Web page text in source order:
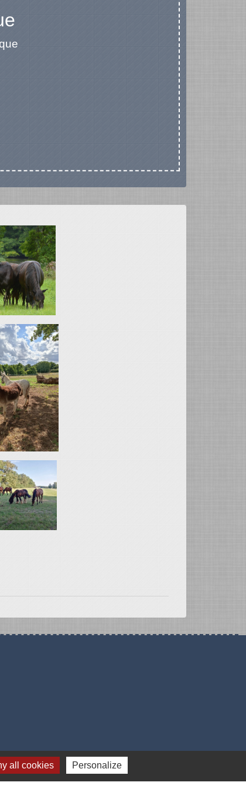
all cookies Personalize